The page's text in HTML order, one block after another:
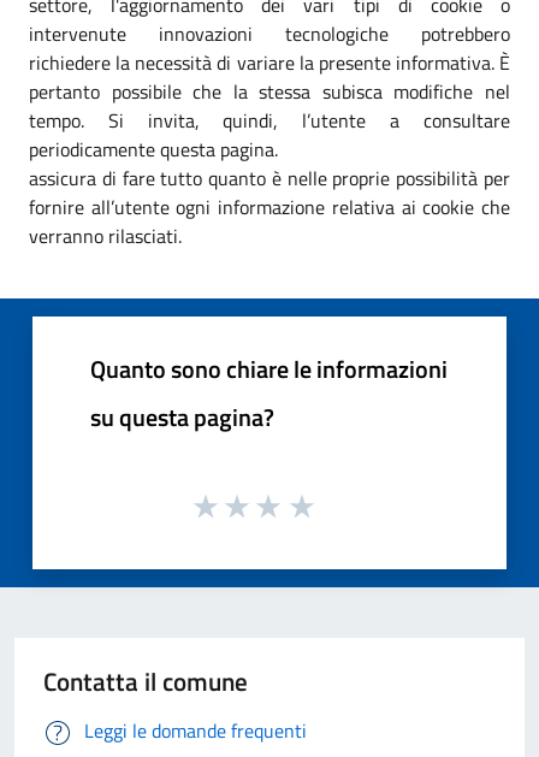
intervenute innovazioni tecnologiche potrebbero
richiedere la necessità di variare la presente informativa. È
pertanto possibile che la stessa subisca modifiche nel
tempo. Si invita, quindi, l’utente a consultare
periodicamente questa pagina.
assicura di fare tutto quanto è nelle proprie possibilità per
fornire all’utente ogni informazione relativa ai cookie che
verranno rilasciati.
Quanto sono chiare le informazioni
su questa pagina?
Contatta il comune
Leggi le domande frequenti